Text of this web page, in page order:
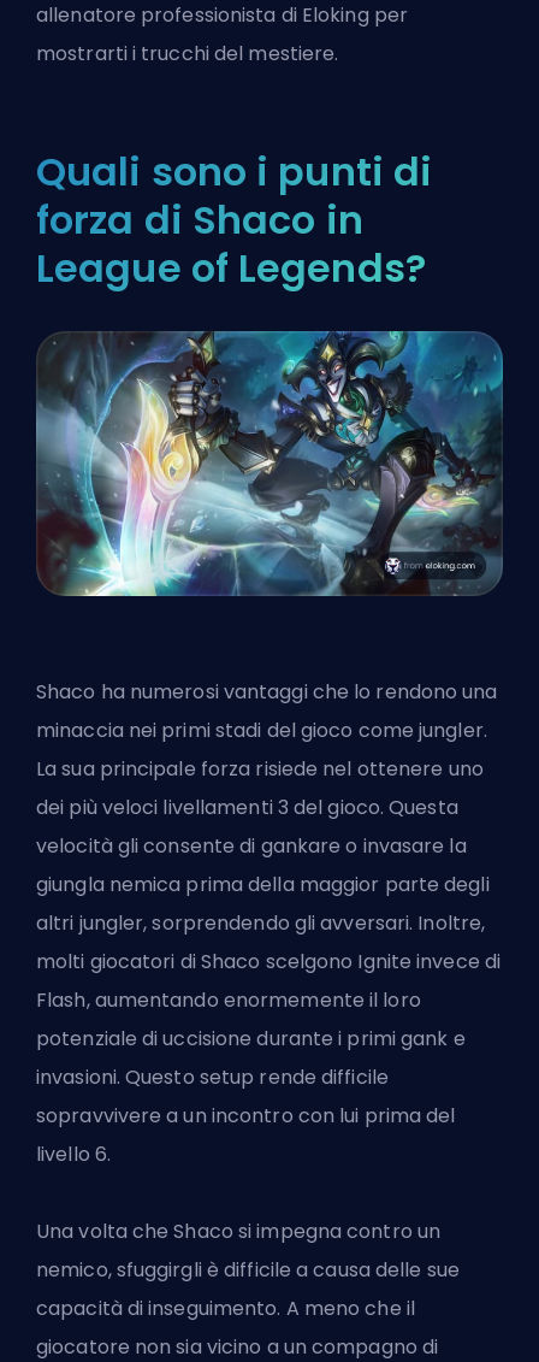
allenatore professionista di Eloking per
mostrarti i trucchi del mestiere.
Quali sono i punti di
forza di Shaco in
League of Legends?
Shaco ha numerosi vantaggi che lo rendono una
minaccia nei primi stadi del gioco come jungler.
La sua principale forza risiede nel ottenere uno
dei più veloci livellamenti 3 del gioco. Questa
velocità gli consente di gankare o invasare la
giungla nemica prima della maggior parte degli
altri jungler, sorprendendo gli avversari. Inoltre,
molti giocatori di Shaco scelgono Ignite invece di
Flash, aumentando enormemente il loro
potenziale di uccisione durante i primi gank e
invasioni. Questo setup rende difficile
sopravvivere a un incontro con lui prima del
livello 6.
Una volta che Shaco si impegna contro un
nemico, sfuggirgli è difficile a causa delle sue
capacità di inseguimento. A meno che il
giocatore non sia vicino a un compagno di